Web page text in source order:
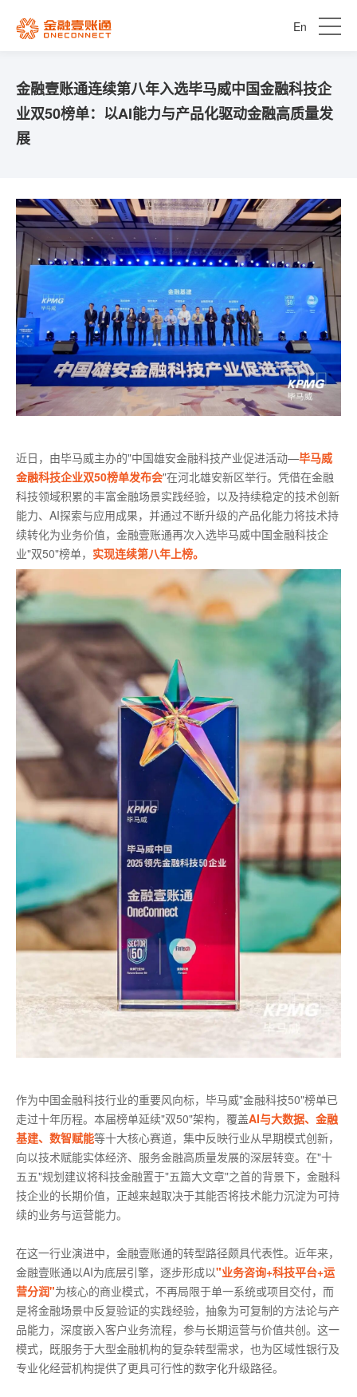
En
金融壹账通连续第八年入选毕马威中国金融科技企
业双50榜单：以AI能力与产品化驱动金融高质量发
展
近日，由毕马威主办的"中国雄安金融科技产业促进活动—毕马威
金融科技企业双50榜单发布会"在河北雄安新区举行。凭借在金融
科技领域积累的丰富金融场景实践经验，以及持续稳定的技术创新
能力、AI探索与应用成果，并通过不断升级的产品化能力将技术持
续转化为业务价值，金融壹账通再次入选毕马威中国金融科技企
业"双50"榜单， 实现连续第八年上榜。
作为中国金融科技行业的重要风向标，毕马威"金融科技50"榜单已
走过十年历程。本届榜单延续"双50"架构，覆盖AI与大数据、金融
基建、数智赋能等十大核心赛道，集中反映行业从早期模式创新，
向以技术赋能实体经济、服务金融高质量发展的深层转变。在"十
五五"规划建议将科技金融置于"五篇大文章"之首的背景下，金融科
技企业的长期价值，正越来越取决于其能否将技术能力沉淀为可持
续的业务与运营能力。
在这一行业演进中，金融壹账通的转型路径颇具代表性。近年来，
金融壹账通以AI为底层引擎，逐步形成以"业务咨询+科技平台+运
营分润"为核心的商业模式，不再局限于单一系统或项目交付，而
是将金融场景中反复验证的实践经验，抽象为可复制的方法论与产
品能力，深度嵌入客户业务流程，参与长期运营与价值共创。这一
模式，既服务于大型金融机构的复杂转型需求，也为区域性银行及
专业化经营机构提供了更具可行性的数字化升级路径。